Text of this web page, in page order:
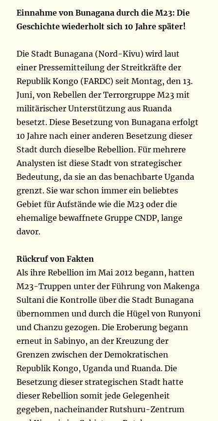
Einnahme von Bunagana durch die M23: Die
Geschichte wiederholt sich 10 Jahre später!
Die Stadt Bunagana (Nord-Kivu) wird laut
einer Pressemitteilung der Streitkräfte der
Republik Kongo (FARDC) seit Montag, den 13.
Juni, von Rebellen der Terrorgruppe M23 mit
militärischer Unterstützung aus Ruanda
besetzt. Diese Besetzung von Bunagana erfolgt
10 Jahre nach einer anderen Besetzung dieser
Stadt durch dieselbe Rebellion. Für mehrere
Analysten ist diese Stadt von strategischer
Bedeutung, da sie an das benachbarte Uganda
grenzt. Sie war schon immer ein beliebtes
Gebiet für Aufstände wie die M23 oder die
ehemalige bewaffnete Gruppe CNDP, lange
davor.
Rückruf von Fakten
Als ihre Rebellion im Mai 2012 begann, hatten
M23-Truppen unter der Führung von Makenga
Sultani die Kontrolle über die Stadt Bunagana
übernommen und durch die Hügel von Runyoni
und Chanzu gezogen. Die Eroberung begann
erneut in Sabinyo, an der Kreuzung der
Grenzen zwischen der Demokratischen
Republik Kongo, Uganda und Ruanda. Die
Besetzung dieser strategischen Stadt hatte
dieser Rebellion somit jede Gelegenheit
gegeben, nacheinander Rutshuru-Zentrum